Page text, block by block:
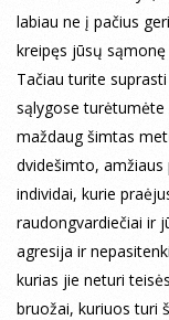
labiau ne į pačius
kreipęs jūsų
Tačiau turite
sąlygose turėtumėte
maždaug šimtas
dvidešimto,
individai, kurie
raudongvardiečiai ir
agresija ir
kurias jie neturi
bruožai, kuriuos turi